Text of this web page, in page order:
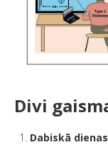
Divi
Dabiskā